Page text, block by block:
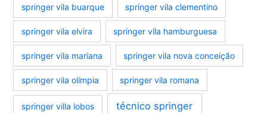
springer vila buarque springer vila clementino
springer vila elvira springer vila hamburguesa
springer vila mariana springer vila nova conceição
springer vila olímpia springer vila romana
springer villa lobos técnico springer